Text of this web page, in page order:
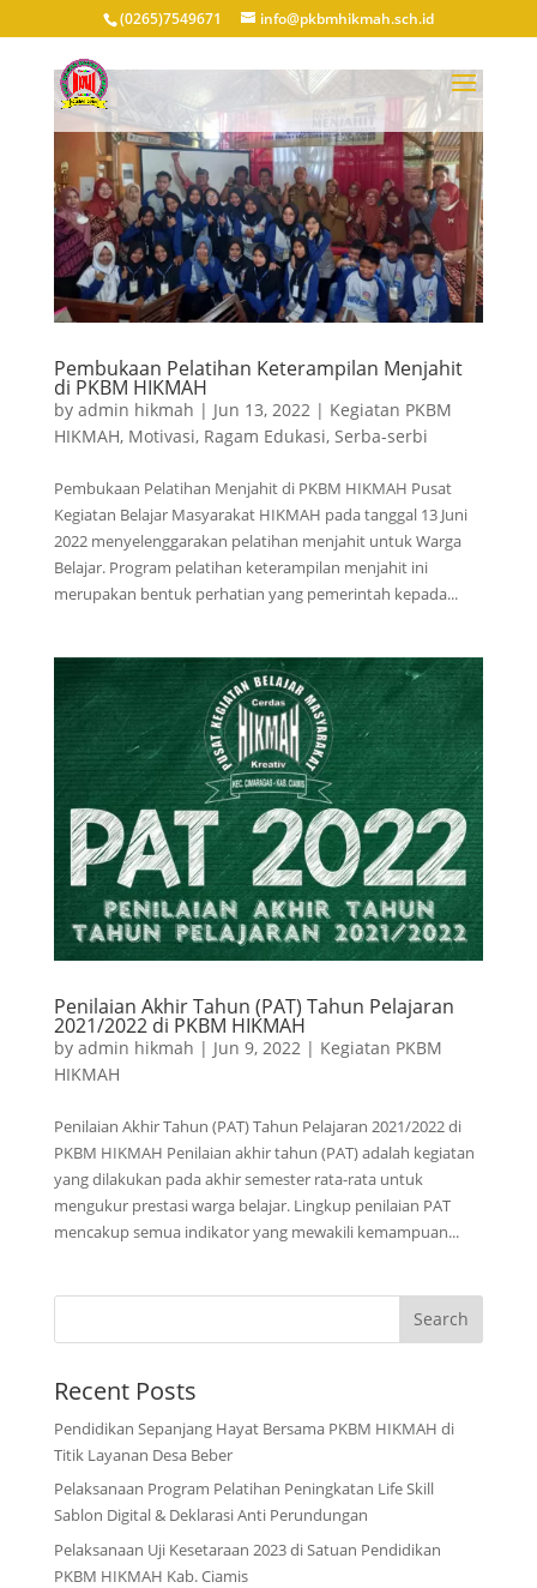
(0265)7549671 info@pkbmhikmah.sch.id
Pembukaan Pelatihan Keterampilan Menjahit
di PKBM HIKMAH
by admin hikmah | Jun 13, 2022 | Kegiatan PKBM
HIKMAH, Motivasi, Ragam Edukasi, Serba-serbi
Pembukaan Pelatihan Menjahit di PKBM HIKMAH Pusat
Kegiatan Belajar Masyarakat HIKMAH pada tanggal 13 Juni
2022 menyelenggarakan pelatihan menjahit untuk Warga
Belajar. Program pelatihan keterampilan menjahit ini
merupakan bentuk perhatian yang pemerintah kepada...
Penilaian Akhir Tahun (PAT) Tahun Pelajaran
2021/2022 di PKBM HIKMAH
by admin hikmah | Jun 9, 2022 | Kegiatan PKBM
HIKMAH
Penilaian Akhir Tahun (PAT) Tahun Pelajaran 2021/2022 di
PKBM HIKMAH Penilaian akhir tahun (PAT) adalah kegiatan
yang dilakukan pada akhir semester rata-rata untuk
mengukur prestasi warga belajar. Lingkup penilaian PAT
mencakup semua indikator yang mewakili kemampuan...
Recent Posts
Pendidikan Sepanjang Hayat Bersama PKBM HIKMAH di
Titik Layanan Desa Beber
Pelaksanaan Program Pelatihan Peningkatan Life Skill
Sablon Digital & Deklarasi Anti Perundungan
Pelaksanaan Uji Kesetaraan 2023 di Satuan Pendidikan
PKBM HIKMAH Kab. Ciamis